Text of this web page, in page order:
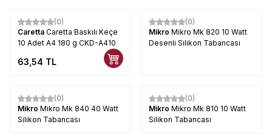
(0)
Caretta Caretta Baskılı Keçe
10 Adet A4 180 g CKD-A410
63,54 TL
(0)
Mikro Mikro Mk 820 10 Watt
Desenli Silikon Tabancası
(0)
Mikro Mikro Mk 840 40 Watt
Silikon Tabancası
(0)
Mikro Mikro Mk 810 10 Watt
Silikon Tabancası